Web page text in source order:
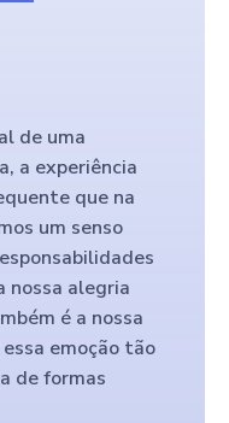
de uma
a experiência
que na
um senso
nossa alegria
é a nossa
emoção tão
de formas